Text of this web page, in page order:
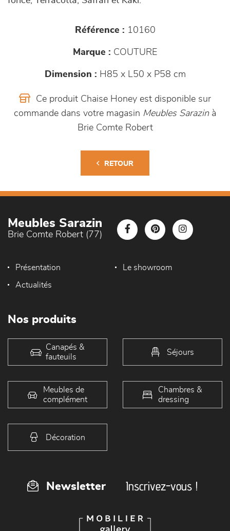
Référence : 10160
Marque : COUTURE
Dimension : H85 x L50 x P58 cm
Ce produit Chaise Honey est disponible sur
commande dans votre magasin Meubles Sarazinà
Brie Comte Robert
RETOUR
Meubles Sarazin
Brie Comte Robert (77)
Présentation Le showroom
Actualités
Nos produits
Canapés &
fauteuils
Séjours
Meubles de
complément
Chambres &
dressing
Décoration
Newsletter Inscrivez-vous !